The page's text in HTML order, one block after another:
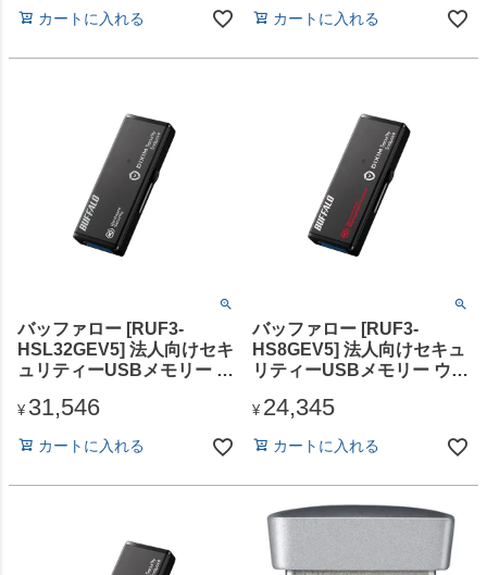
カートに入れる カートに入れる
バッファロー [RUF3-
HSL32GEV5] 法人向けセキ
ュリティーUSBメモリー ウ
¥ 31,546
カートに入れる
バッファロー [RUF3-
HS8GEV5] 法人向けセキュ
リティーUSBメモリー ウイ
¥ 24,345
カートに入れる